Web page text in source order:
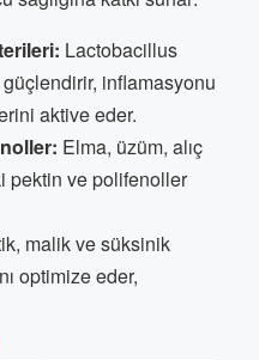
Lactobacillus
güçlendirir, inflamasyonu
aktive eder.
Elma, üzüm, alıç
pektin ve polifenoller
malik ve süksinik
optimize eder,